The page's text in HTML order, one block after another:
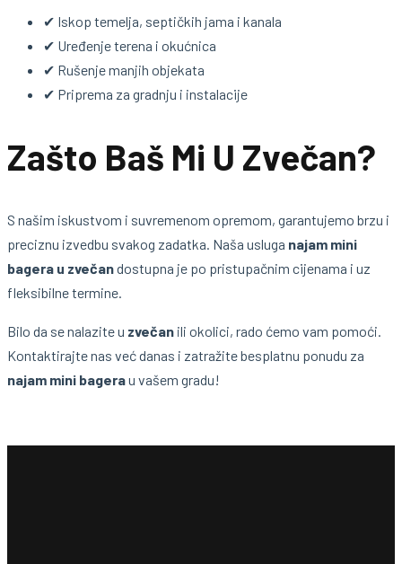
✔ Iskop temelja, septičkih jama i kanala
✔ Uređenje terena i okućnica
✔ Rušenje manjih objekata
✔ Priprema za gradnju i instalacije
Zašto Baš Mi U Zvečan?
S našim iskustvom i suvremenom opremom, garantujemo brzu i
preciznu izvedbu svakog zadatka. Naša usluga najam mini
bagera u zvečandostupna je po pristupačnim cijenama i uz
fleksibilne termine.
Bilo da se nalazite u zvečan ili okolici, rado ćemo vam pomoći.
Kontaktirajte nas već danas i zatražite besplatnu ponudu za
najam mini bagerau vašem gradu!